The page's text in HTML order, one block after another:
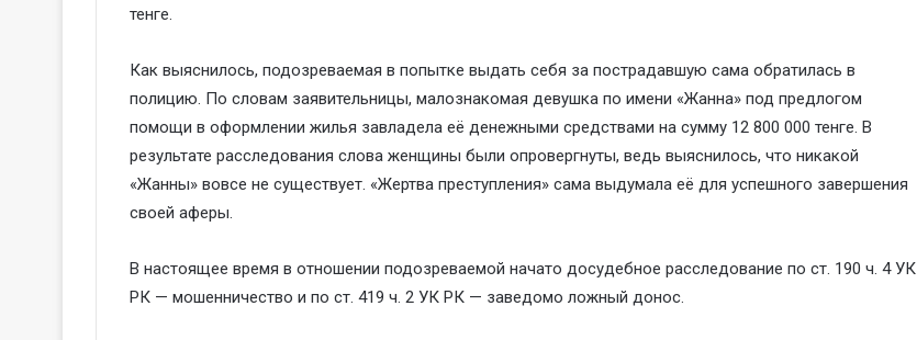
тенге.
Как выяснилось, подозреваемая в попытке выдать себя за пострадавшую сама обратилась в
полицию. По словам заявительницы, малознакомая девушка по имени «Жанна» под предлогом
помощи в оформлении жилья завладела её денежными средствами на сумму 12 800 000 тенге. B
результате расследования слова женщины были опровергнуты, ведь выяснилось, что никакой
«Жанны» вовсе не существует. «Жертва преступления» сама выдумала её для успешного завершения
своей аферы.
В настоящее время в отношении подозреваемой начато досудебное расследование по ст. 190 ч. 4 УК
РК — мошенничество и по ст. 419 ч. 2 УК РК — заведомо ложный донос.